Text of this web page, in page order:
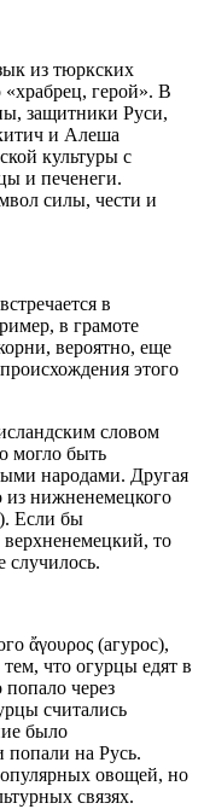
из тюркских
«храбрец, герой». В
защитники Руси,
и Алеша
культуры с
и печенеги.
силы, чести и
в
в грамоте
вероятно, еще
этого
словом
могло быть
народами. Другая
из нижненемецкого
Если бы
то
случилось.
ἄγουρος (агурос),
что огурцы едят в
через
считались
было
попали на Русь.
овощей, но
связях.